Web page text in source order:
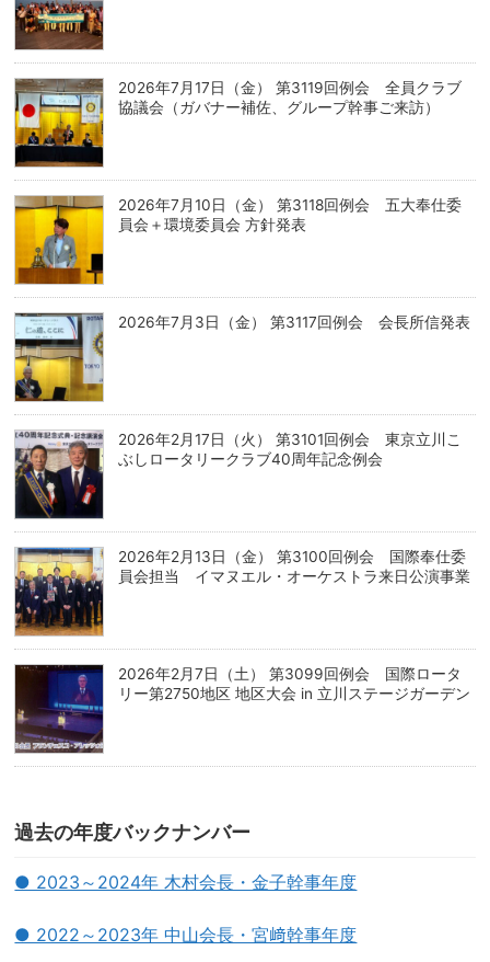
2026年7月17日（金） 第3119回例会 全員クラブ
協議会（ガバナー補佐、グループ幹事ご来訪）
2026年7月10日（金） 第3118回例会 五大奉仕委
員会＋環境委員会 方針発表
2026年7月3日（金） 第3117回例会 会長所信発表
2026年2月17日（火） 第3101回例会 東京立川こ
ぶしロータリークラブ40周年記念例会
2026年2月13日（金） 第3100回例会 国際奉仕委
員会担当 イマヌエル・オーケストラ来日公演事業
2026年2月7日（土） 第3099回例会 国際ロータ
リー第2750地区 地区大会 in 立川ステージガーデン
過去の年度バックナンバー
● 2023～2024年 木村会長・金子幹事年度
● 2022～2023年 中山会長・宮﨑幹事年度